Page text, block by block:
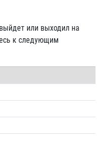
или выходил на
к следующим